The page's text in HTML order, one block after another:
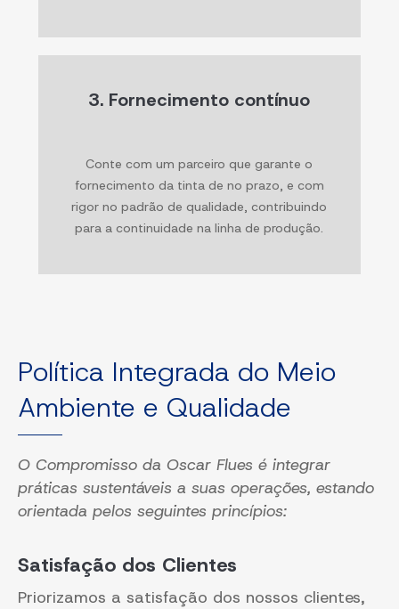
3. Fornecimento contínuo
Conte com um parceiro que garante o
fornecimento da tinta de no prazo, e com
rigor no padrão de qualidade, contribuindo
para a continuidade na linha de produção.
Política Integrada do Meio
Ambiente e Qualidade
O Compromisso da Oscar Flues é integrar
práticas sustentáveis a suas operações, estando
orientada pelos seguintes princípios:
Satisfação dos Clientes
Priorizamos a satisfação dos nossos clientes,